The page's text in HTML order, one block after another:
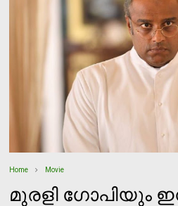
Home Movie
മുരളി ഗോപിയും